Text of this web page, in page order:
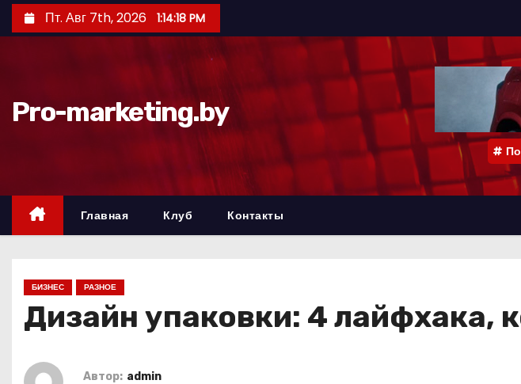
е
д
Пт. Авг 7th, 2026 1:14:19 PM
Pro-marketing.by
Главная Клуб Контакты
БИЗНЕС РАЗНОЕ
Дизайн упаковки: 4 лайфхака,
Автор: admin